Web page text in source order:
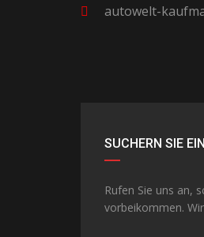
autowelt-
SUCHERN SIE
Rufen Sie uns an,
vorbeikommen.